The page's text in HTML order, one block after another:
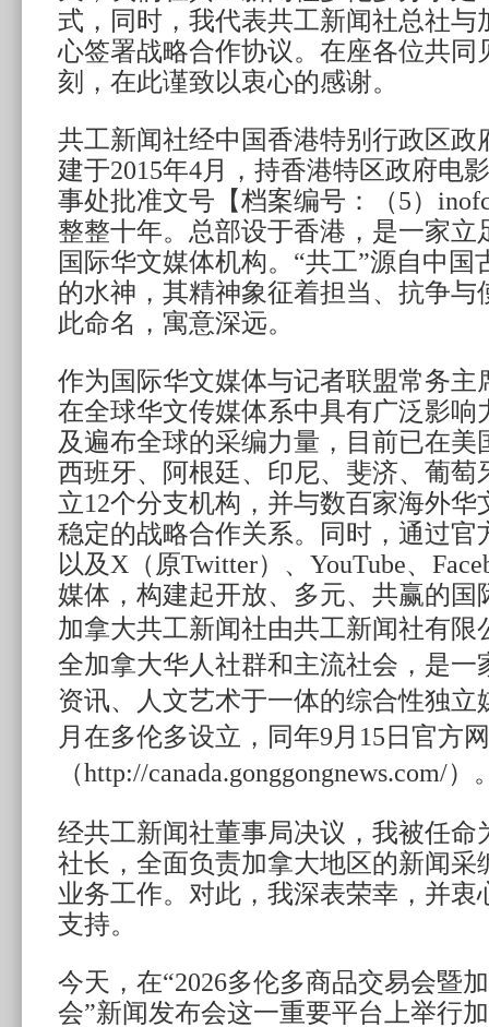
式，同时，我代表共工新闻社总社与
心签署战略合作协议。在座各位共同
刻，在此谨致以衷心的感谢。
共工新闻社经中国香港特别行政区政
建于2015年4月，持香港特区政府电
事处批准文号【档案编号：（5）
整整十年。总部设于香港，是一家立
国际华文媒体机构。“共工”源自中国
的水神，其精神象征着担当、抗争与
此命名，寓意深远。
作为国际华文媒体与记者联盟常务主
在全球华文传媒体系中具有广泛影响
及遍布全球的采编力量，目前已在美
西班牙、阿根廷、印尼、斐济、葡萄
立12个分支机构，并与数百家海外
稳定的战略合作关系。同时，通过官
以及X（原Twitter）、YouTube、
媒体，构建起开放、多元、共赢的国
加拿大共工新闻社由共工新闻社有限
全加拿大华人社群和主流社会，是一
资讯、人文艺术于一体的综合性独立
月在多伦多设立，同年9月15日官方
（http://canada.gonggongnews.com/）
经共工新闻社董事局决议，我被任命
社长，全面负责加拿大地区的新闻采
业务工作。对此，我深表荣幸，并衷
支持。
今天，在“2026多伦多商品交易会暨
会”新闻发布会这一重要平台上举行